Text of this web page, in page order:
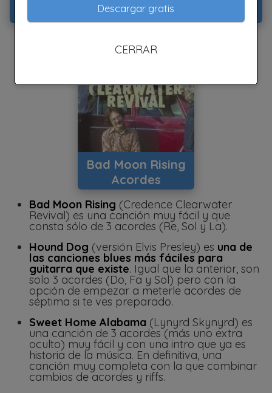
TAB y Acordes
Bad Moon Rising
Acordes
Bad Moon Rising (Credence Clearwater
Revival) es una canción muy fácil y que
consta sólo de 3 acordes (Re, Sol y La).
Hound Dog (versión Elvis Presley) es una de
las canciones blues más fáciles para
guitarra que existe. Igual que la anterior, son
solo 3 acordes (Do, Fa y Sol) pero con la
opción de empezar a meterle acordes de
séptima si te ves preparado.
Sweet Home Alabama (Lynyrd Skynyrd) es
una canción de 3 acordes (más uno extra
oculto) muy fácil y con una intro que ya es
historia de la música. En definitiva, una
canción muy completa con la que combinar
cambios de acordes y riffs.
Descargar gratis
CERRAR